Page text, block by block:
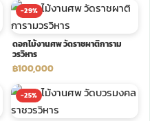
-29%
ดอกไม้งานศพ วัดราชผาติการาม
วรวิหาร
฿100,000
-25%